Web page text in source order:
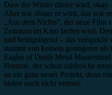
Dass der Winter düster wird,
Aber wie düster er wird, das war
„Aus dem Nichts“, der neue Film
Zeitraum im Kino laufen wird.
und beängstigend – das
stammt von keinem geringeren
Eagles of Death Metal
Homme, der schon zahlreiche
an ein ganz neues Projekt, denn
bisher noch nicht vertont.